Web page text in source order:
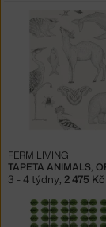
TAPETA ANIMALS,
FERM LIVING
3 - 4 týdny, 2 475 Kč